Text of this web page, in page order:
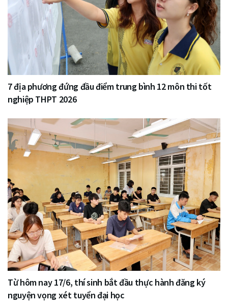
7 địa phương đứng đầu điểm trung bình 12 môn thi tốt
nghiệp THPT 2026
Từ hôm nay 17/6, thí sinh bắt đầu thực hành đăng ký
nguyện vọng xét tuyển đại học